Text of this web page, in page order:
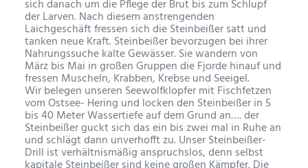
sich danach um die Pflege der Brut bis zum Schlupf
der Larven. Nach diesem anstrengenden
Laichgeschäft fressen sich die Steinbeißer satt und
tanken neue Kraft. Steinbeißer bevorzugen bei ihrer
Nahrungssuche kalte Gewässer. Sie wandern von
März bis Mai in großen Gruppen die Fjorde hinauf und
fressen Muscheln, Krabben, Krebse und Seeigel.
Wir belegen unseren Seewolfklopfer mit Fischfetzen
vom Ostsee- Hering und locken den Steinbeißer in 5
bis 40 Meter Wassertiefe auf dem Grund an…. der
Steinbeißer guckt sich das ein bis zwei mal in Ruhe an
und schlägt dann unverhofft zu. Unser Steinbeißer-
Drill ist verhältnismäßig anspruchslos, denn selbst